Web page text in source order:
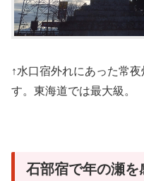
↑水口宿外れにあった常
す。東海道では最大級。
石部宿で年の瀬を